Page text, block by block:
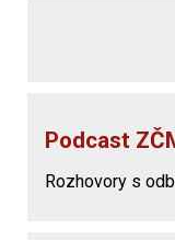
Podcast
Rozhovory s